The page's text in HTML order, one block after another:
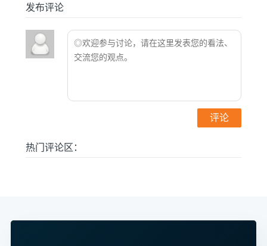
发布评论
热门评论区：